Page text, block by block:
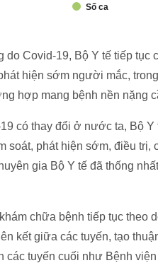
Covid-19, Bộ Y tế tiếp tục
hiện sớm người mắc,
hợp mang bệnh nền nặng
có thay đổi ở nước ta, Bộ
soát, phát hiện sớm, điều
gia Bộ Y tế đã thống
chữa bệnh tiếp tục theo
kết giữa các tuyến, tạo
các tuyến cuối như Bệnh